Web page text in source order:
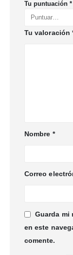
Tu puntuación *
Tu valoración
Nombre *
Correo
Guarda mi
en este
comente.